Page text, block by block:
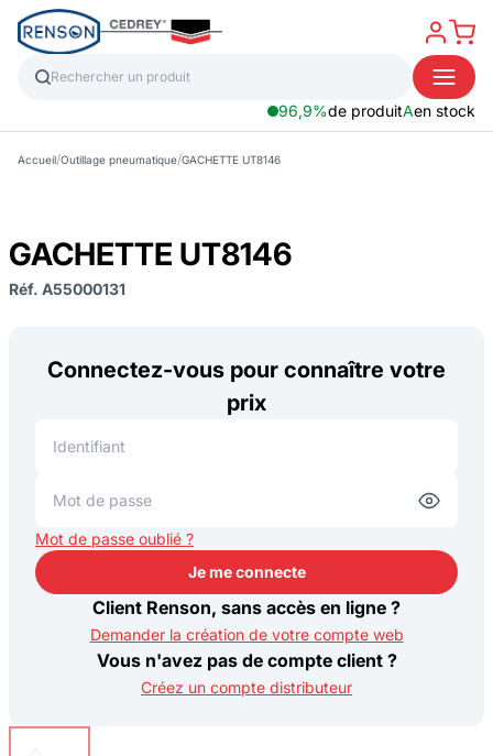
96,9%de produitAen stock
Accueil/Outillage pneumatique/GACHETTE UT8146
GACHETTE UT8146
Réf. A55000131
Connectez-vous pour connaître votre
prix
Mot de passe oublié ?
Je me connecte
Je me connecte
Client Renson, sans accès en ligne ?
Demander la création de votre compte web
Vous n'avez pas de compte client ?
Créez un compte distributeur